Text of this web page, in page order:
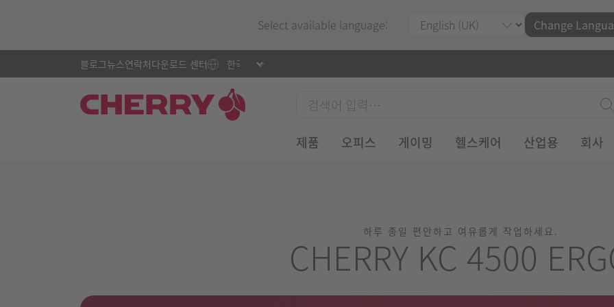
Select available language: Change
제품 오피스 게이밍 헬스케어 산업용 회사
블로그뉴스연락처다운로드 센터
하루 종일 편안하고 여유롭게 작업하세요.
CHERRY KC 4500